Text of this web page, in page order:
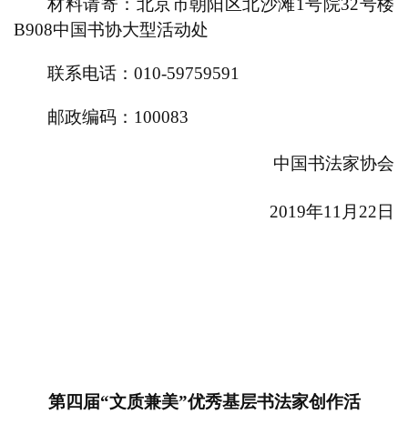
B908中国书协大型活动处
联系电话：010-59759591
邮政编码： 100083
中国书法家协会
2019年11 月 22日
第四届“文质兼美”优秀基层书法家创作活